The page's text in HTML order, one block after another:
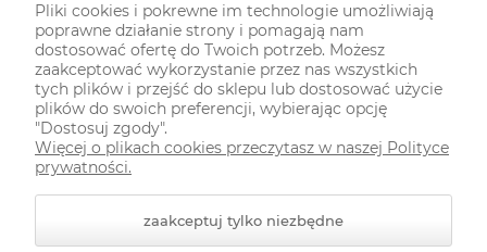
ODWIEDŹ NAS NA
Pliki cookies i pokrewne im technologie umożliwiają
poprawne działanie strony i pomagają nam
dostosować ofertę do Twoich potrzeb. Możesz
zaakceptować wykorzystanie przez nas wszystkich
tych plików i przejść do sklepu lub dostosować użycie
plików do swoich preferencji, wybierając opcję
"Dostosuj zgody".
Więcej o plikach cookies przeczytasz w naszej Polityce
prywatności.
zaakceptuj tylko niezbędne